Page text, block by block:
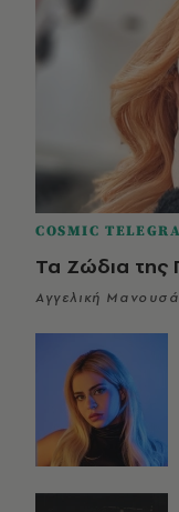
COSMIC
Τα Ζώδια της
Αγγελική